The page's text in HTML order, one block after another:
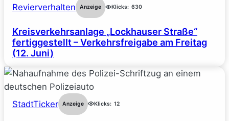
Revierverhalten Anzeige Klicks: 630
Kreisverkehrsanlage „Lockhauser Straße“
fertiggestellt – Verkehrsfreigabe am Freitag
(12. Juni)
StadtTicker Anzeige Klicks: 12